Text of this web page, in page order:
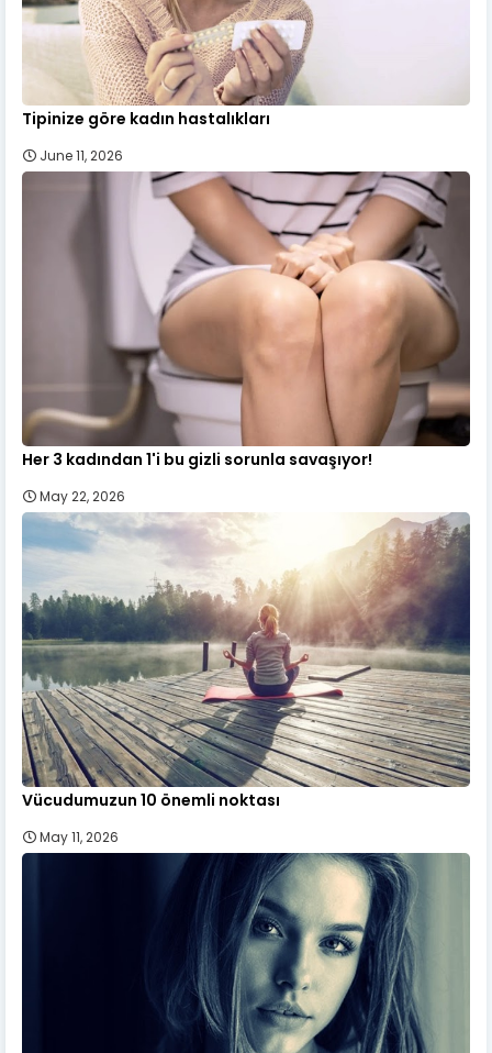
Tipinize göre kadın hastalıkları
June 11, 2026
Her 3 kadından 1'i bu gizli sorunla savaşıyor!
May 22, 2026
Vücudumuzun 10 önemli noktası
May 11, 2026